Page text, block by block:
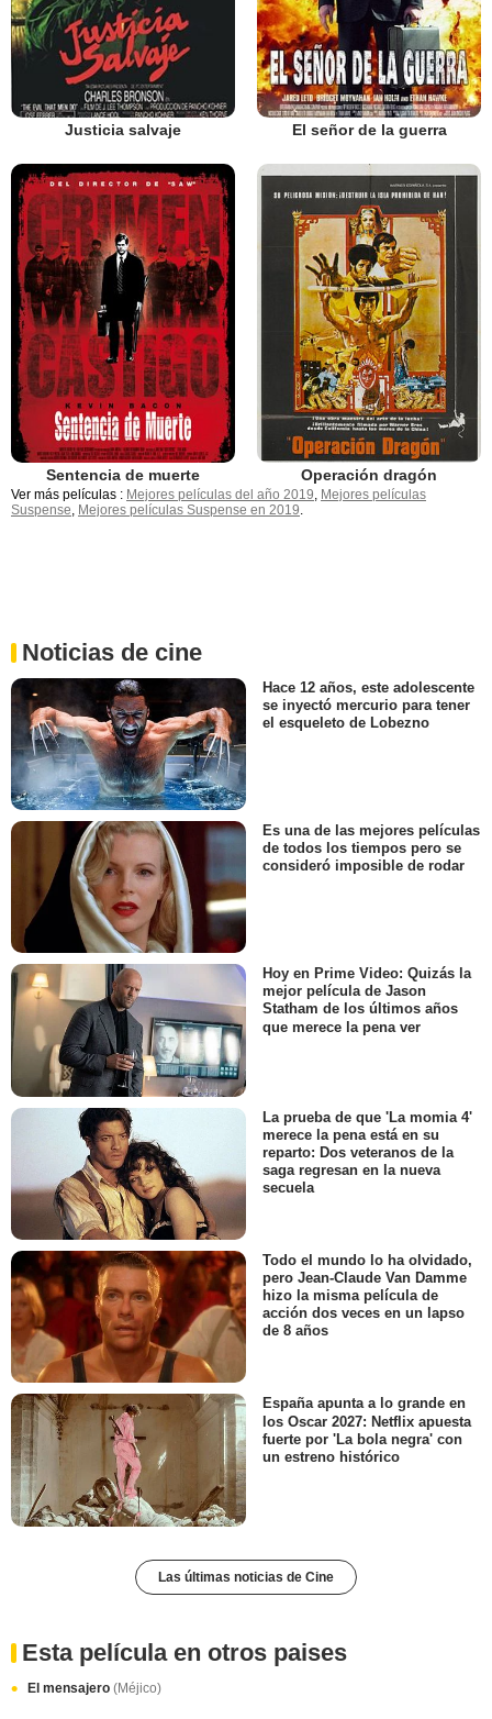
Justicia salvaje El señor de la guerra
Sentencia de muerte Operación dragón
Ver más películas : Mejores películas del año 2019 Mejores películas
Suspense Mejores películas Suspense en 2019
Noticias de cine
Hace 12 años, este adolescente
se inyectó mercurio para tener
el esqueleto de Lobezno
Es una de las mejores películas
de todos los tiempos pero se
consideró imposible de rodar
Hoy en Prime Video: Quizás la
mejor película de Jason
Statham de los últimos años
que merece la pena ver
La prueba de que 'La momia 4'
merece la pena está en su
reparto: Dos veteranos de la
saga regresan en la nueva
secuela
Todo el mundo lo ha olvidado,
pero Jean-Claude Van Damme
hizo la misma película de
acción dos veces en un lapso
de 8 años
España apunta a lo grande en
los Oscar 2027: Netflix apuesta
fuerte por 'La bola negra' con
un estreno histórico
Las últimas noticias de Cine
Esta película en otros paises
El mensajero (Méjico)